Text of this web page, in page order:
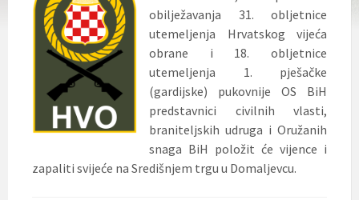
obilježavanja 31. obljetnice
utemeljenja Hrvatskog vijeća
obrane i 18. obljetnice
utemeljenja 1. pješačke
(gardijske) pukovnije OS BiH
predstavnici civilnih vlasti,
braniteljskih udruga i Oružanih
snaga BiH položit će vijence i
zapaliti svijeće na Središnjem trgu u Domaljevcu.